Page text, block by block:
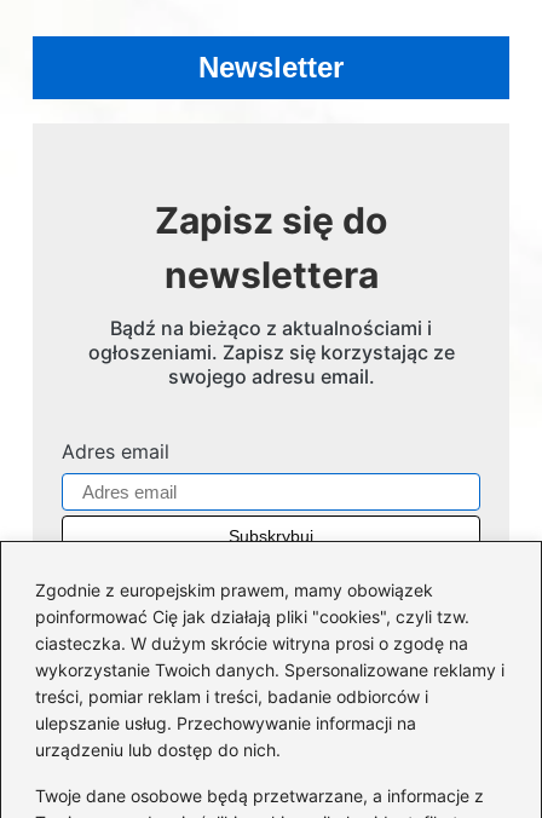
Zgodnie z europejskim prawem, mamy obowiązek
poinformować Cię jak działają pliki "cookies", czyli tzw.
ciasteczka. W dużym skrócie witryna prosi o zgodę na
wykorzystanie Twoich danych. Spersonalizowane reklamy i
treści, pomiar reklam i treści, badanie odbiorców i
ulepszanie usług. Przechowywanie informacji na
urządzeniu lub dostęp do nich.
Twoje dane osobowe będą przetwarzane, a informacje z
Newsletter
Zapisz się do
newslettera
Bądź na bieżąco z aktualnościami i
ogłoszeniami. Zapisz się korzystając ze
swojego adresu email.
Adres email
Kategorie
Dofinansowania(36)
Firmy (45)